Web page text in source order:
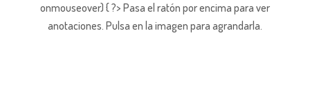
onmouseover) { ?> Pasa el ratón por encima para ver
anotaciones. Pulsa en la imagen para agrandarla.